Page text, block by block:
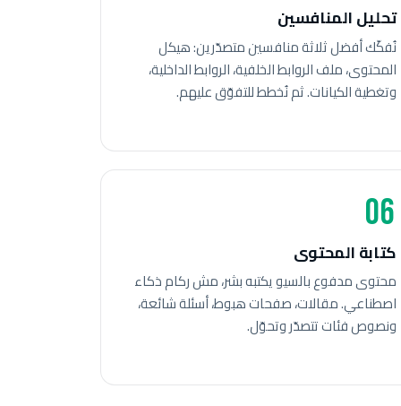
تحليل المنافسين
نُفكّك أفضل ثلاثة منافسين متصدّرين: هيكل
المحتوى، ملف الروابط الخلفية، الروابط الداخلية،
وتغطية الكيانات. ثم نُخطط للتفوّق عليهم.
06
كتابة المحتوى
محتوى مدفوع بالسيو يكتبه بشر، مش ركام ذكاء
اصطناعي. مقالات، صفحات هبوط، أسئلة شائعة،
ونصوص فئات تتصدّر وتحوّل.